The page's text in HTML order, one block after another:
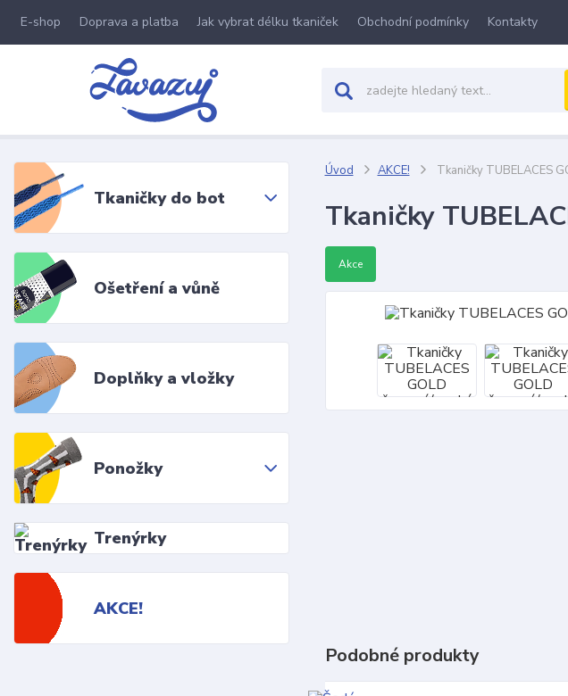
E-shop Doprava a platba Jak vybrat délku tkaniček Obchodní podmínky Kontakty
Tkaničky do bot
Ošetření a vůně
Doplňky a vložky
Ponožky
Trenýrky
AKCE!
Úvod AKCE! Tkaničky TUBELACES
Tkaničky
Akce
Podobné produkty